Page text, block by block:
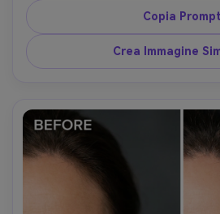
mantenendo la texture della
conservando le cuciture
Copia Prompt
Crea Immagine